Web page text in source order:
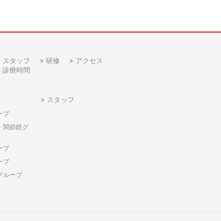
スタッフ 研修
アクセス
診療時間
プ
関節鏡グ
プ
プ
ループ
スタッフ